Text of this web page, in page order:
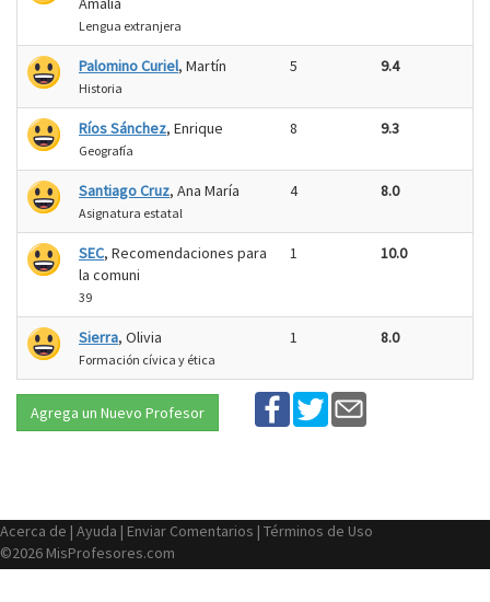
Lengua extranjera
Palomino Curiel, Martín
Historia
5 9.4
Ríos Sánchez, Enrique
Geografía
8 9.3
Santiago Cruz, Ana María
Asignatura estatal
4 8.0
SEC, Recomendaciones para
la comuni
39
1 10.0
Sierra, Olivia
Formación cívica y ética
1 8.0
Agrega un Nuevo Profesor
Acerca de | Ayuda | Enviar Comentarios | Términos de Uso
©2026 MisProfesores.com